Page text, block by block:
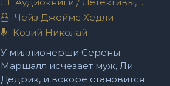
Чейз Джеймс Хедли
Козий Николай
У миллионерши Серены
Маршалл исчезает муж, Ли
Дедрик, и вскоре становится